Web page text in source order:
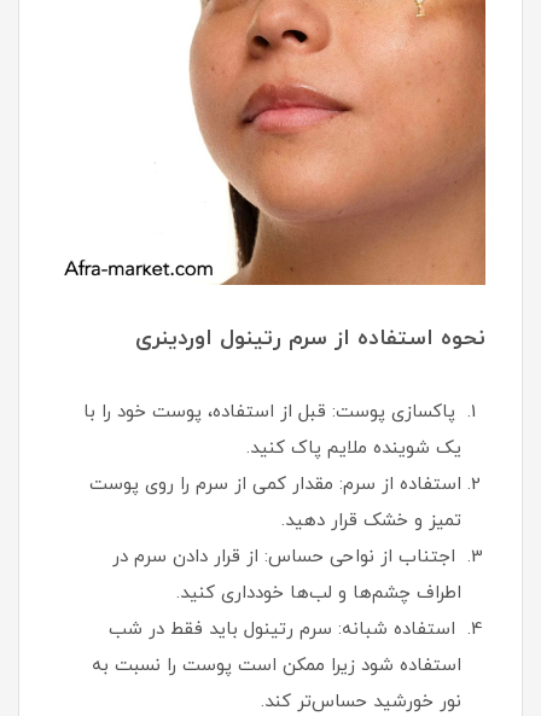
نحوه استفاده از سرم رتینول اوردینری
پاکسازی پوست: قبل از استفاده، پوست خود را با
یک شوینده ملایم پاک کنید.
استفاده از سرم: مقدار کمی از سرم را روی پوست
تمیز و خشک قرار دهید.
اجتناب از نواحی حساس: از قرار دادن سرم در
اطراف چشم‌ها و لب‌ها خودداری کنید.
استفاده شبانه: سرم رتینول باید فقط در شب
استفاده شود زیرا ممکن است پوست را نسبت به
نور خورشید حساس‌تر کند.